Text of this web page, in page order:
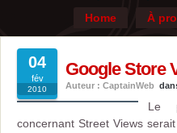
Home
À
04
fév
2010
Google Store
Auteur : CaptainWeb
Le
concernant Street Views